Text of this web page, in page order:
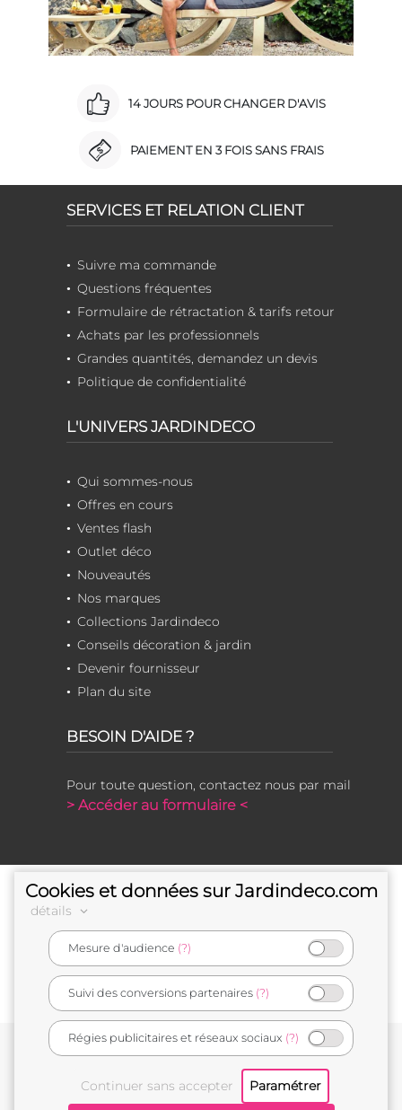
14 JOURS POUR CHANGER D'AVIS
PAIEMENT EN 3 FOIS SANS FRAIS
SERVICES ET RELATION CLIENT
Suivre ma commande
Questions fréquentes
Formulaire de rétractation & tarifs retour
Achats par les professionnels
Grandes quantités, demandez un devis
Politique de confidentialité
L'UNIVERS JARDINDECO
Qui sommes-nous
Offres en cours
Ventes flash
Outlet déco
Nouveautés
Nos marques
Collections Jardindeco
Conseils décoration & jardin
Devenir fournisseur
Plan du site
BESOIN D'AIDE ?
Pour toute question, contactez nous par mail
> Accéder au formulaire <
e-commerçant français
Cookies et données sur Jardindeco.com
détails
Mesure d'audience (?)
Suivi des conversions partenaires (?)
Régies publicitaires et réseaux sociaux (?)